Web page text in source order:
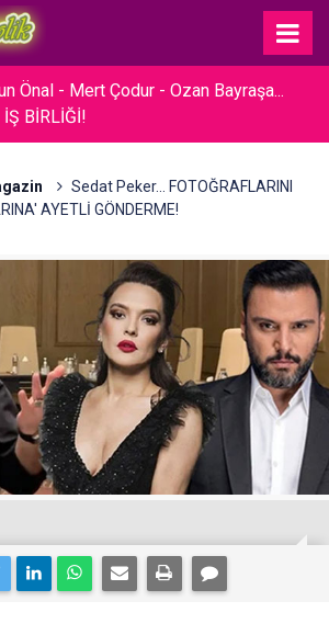
SADE BİR TÖRENLE EVLENDİ!
Sedat Peker... FOTOĞRAFLARINI
AYETLİ GÖNDERME!